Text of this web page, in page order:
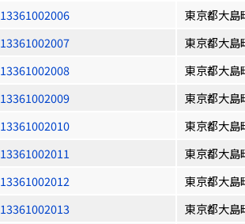
13361002006
東京都大島
13361002007
東京都大島
13361002008
東京都大島
13361002009
東京都大島
13361002010
東京都大島
13361002011
東京都大島
13361002012
東京都大島
13361002013
東京都大島